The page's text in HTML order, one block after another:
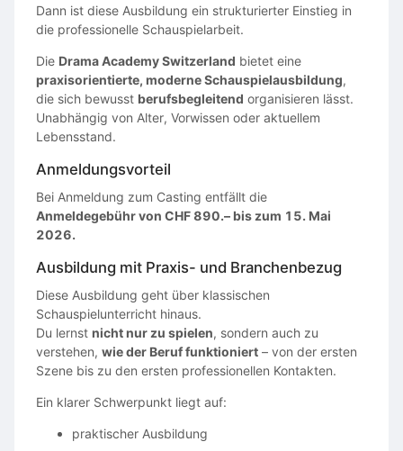
Dann ist diese Ausbildung ein strukturierter Einstieg in
die professionelle Schauspielarbeit.
Die Drama Academy Switzerland bietet eine
praxisorientierte, moderne Schauspielausbildung,
die sich bewusst berufsbegleitend organisieren lässt.
Unabhängig von Alter, Vorwissen oder aktuellem
Lebensstand.
Anmeldungsvorteil
Bei Anmeldung zum Casting entfällt die
Anmeldegebühr von CHF 890.– bis zum 15. Mai
2026.
Ausbildung mit Praxis- und Branchenbezug
Diese Ausbildung geht über klassischen
Schauspielunterricht hinaus.
Du lernst nicht nur zu spielen, sondern auch zu
verstehen, wie der Beruf funktioniert – von der ersten
Szene bis zu den ersten professionellen Kontakten.
Ein klarer Schwerpunkt liegt auf:
praktischer Ausbildung